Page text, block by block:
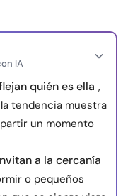
reservados.
IA
quién es ella ,
tendencia muestra
un momento
a la cercanía
o pequeños